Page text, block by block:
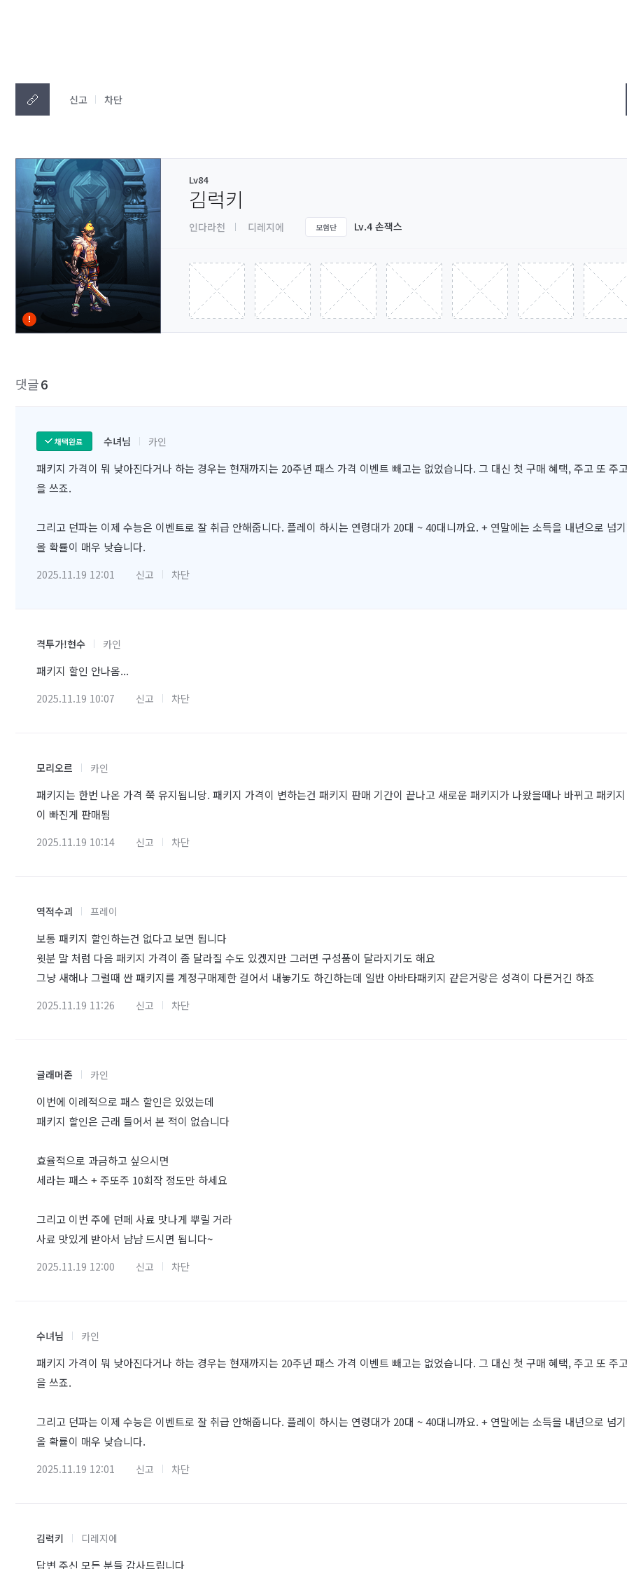
신고 차단
Lv84
김럭키
인다라천 디레지에 모험단 Lv.4 손잭스
댓글6
채택완료 수녀님 카인
패키지 가격이 뭐 낮아진다거나 하는 경우는 현재까지는 20주년 패스 가격 이벤트 빼고는 없었습니다. 그 대신 첫 구매 혜택, 주고 또 주
을 쓰죠.
그리고 던파는 이제 수능은 이벤트로 잘 취급 안해줍니다. 플레이 하시는 연령대가 20대 ~ 40대니까요. + 연말에는 소득을 내년으로 넘
올 확률이 매우 낮습니다.
2025.11.19 12:01 신고 차단
격투가!현수 카인
패키지 할인 안나옴...
2025.11.19 10:07 신고 차단
모리오르 카인
패키지는 한번 나온 가격 쭉 유지됩니당. 패키지 가격이 변하는건 패키지 판매 기간이 끝나고 새로운 패키지가 나왔을때나 바뀌고 패키
이 빠진게 판매됨
2025.11.19 10:14 신고 차단
역적수괴 프레이
보통 패키지 할인하는건 없다고 보면 됩니다
윗분 말 처럼 다음 패키지 가격이 좀 달라질 수도 있겠지만 그러면 구성품이 달라지기도 해요
그냥 새해나 그럴때 싼 패키지를 계정구매제한 걸어서 내놓기도 하긴하는데 일반 아바타패키지 같은거랑은 성격이 다른거긴 하죠
2025.11.19 11:26 신고 차단
글래머존 카인
이번에 이례적으로 패스 할인은 있었는데
패키지 할인은 근래 들어서 본 적이 없습니다
효율적으로 과금하고 싶으시면
세라는 패스 + 주또주 10회작 정도만 하세요
그리고 이번 주에 던페 사료 맛나게 뿌릴 거라
사료 맛있게 받아서 냠냠 드시면 됩니다~
2025.11.19 12:00 신고 차단
수녀님 카인
패키지 가격이 뭐 낮아진다거나 하는 경우는 현재까지는 20주년 패스 가격 이벤트 빼고는 없었습니다. 그 대신 첫 구매 혜택, 주고 또 주
을 쓰죠.
그리고 던파는 이제 수능은 이벤트로 잘 취급 안해줍니다. 플레이 하시는 연령대가 20대 ~ 40대니까요. + 연말에는 소득을 내년으로 넘
올 확률이 매우 낮습니다.
2025.11.19 12:01 신고 차단
김럭키 디레지에
답변 주신 모든 분들 감사드립니다